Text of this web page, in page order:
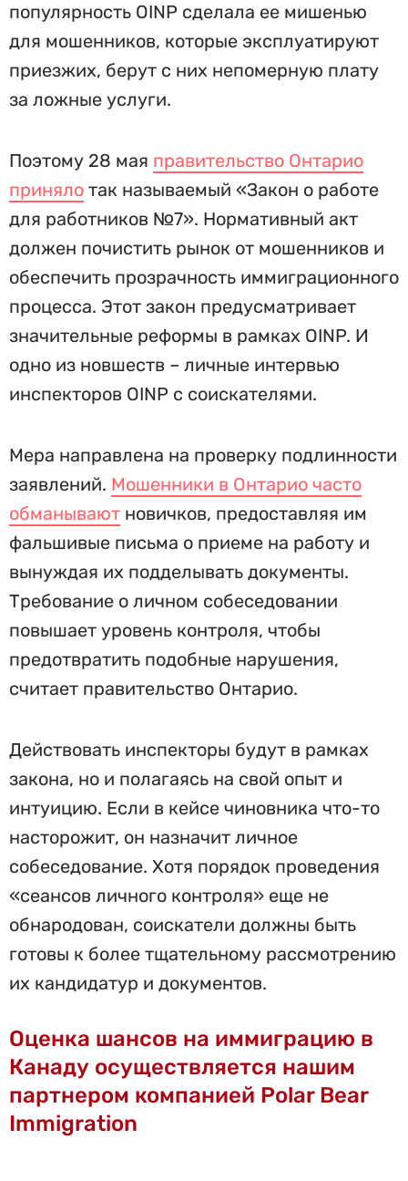
популярность OINP сделала ее мишенью
для мошенников, которые эксплуатируют
приезжих, берут с них непомерную плату
за ложные услуги.
Поэтому 28 мая правительство Онтарио
приняло так называемый «Закон о работе
для работников №7». Нормативный акт
должен почистить рынок от мошенников и
обеспечить прозрачность иммиграционного
процесса. Этот закон предусматривает
значительные реформы в рамках OINP. И
одно из новшеств – личные интервью
инспекторов OINP с соискателями.
Мера направлена на проверку подлинности
заявлений. Мошенники в Онтарио часто
обманывают новичков, предоставляя им
фальшивые письма о приеме на работу и
вынуждая их подделывать документы.
Требование о личном собеседовании
повышает уровень контроля, чтобы
предотвратить подобные нарушения,
считает правительство Онтарио.
Действовать инспекторы будут в рамках
закона, но и полагаясь на свой опыт и
интуицию. Если в кейсе чиновника что-то
насторожит, он назначит личное
собеседование. Хотя порядок проведения
«сеансов личного контроля» еще не
обнародован, соискатели должны быть
готовы к более тщательному рассмотрению
их кандидатур и документов.
Оценка шансов на иммиграцию в
Канаду осуществляется нашим
партнером компанией Polar Bear
Immigration